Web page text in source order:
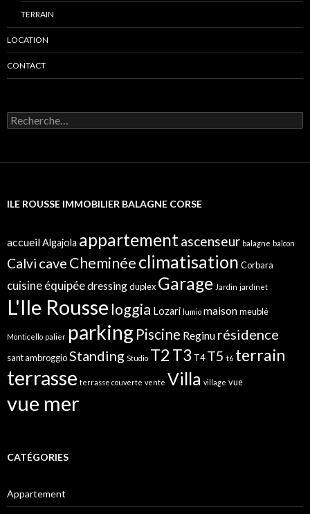
TERRAIN
LOCATION
CONTACT
R
e
h
ILE ROUSSE IMMOBILIER BALAGNE CORSE
accueilAlgajola appartementascenseur balagne balcon
Calvi cave Cheminéeclimatisation Corbara
cuisine équipéedressingduplex Garage Jardin jardinet
L'Ile Rousse loggia Lozari lumio maisonmeublé
Monticello palier parking Piscine Reginu résidence
sant ambroggioStanding Studio T2 T3 T4 T5 t6 terrain
terrasse terrasse couverte vente Villa village vue
vue mer
CATÉGORIES
Appartement